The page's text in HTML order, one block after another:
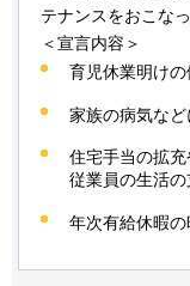
テナンスをおこな
＜宣言内容＞
育児休業明け
家族の病気な
住宅手当の拡
従業員の生活
年次有給休暇